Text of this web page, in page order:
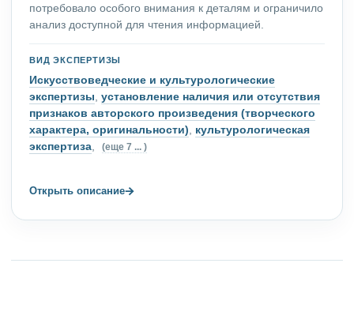
потребовало особого внимания к деталям и ограничило
анализ доступной для чтения информацией.
ВИД ЭКСПЕРТИЗЫ
Искусствоведческие и культурологические
экспертизы, установление наличия или отсутствия
признаков авторского произведения (творческого
характера, оригинальности), культурологическая
экспертиза, (еще 7 ... )
Открыть описание→